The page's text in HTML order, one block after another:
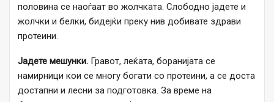
половина се наоѓаат во жолчката. Слободно јадете и
жолчки и белки, бидејќи преку нив добивате здрави
протеини.
Јадете мешунки. Гравот, леќата, боранијата се
намирници кои се многу богати со протеини, а се доста
достапни и лесни за подготовка. За време на